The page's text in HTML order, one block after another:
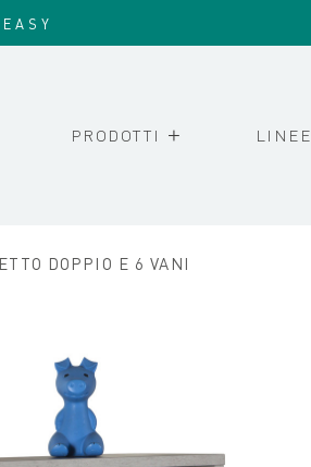
PRODOTTI LINEE
DOPPIO E 6 VANI